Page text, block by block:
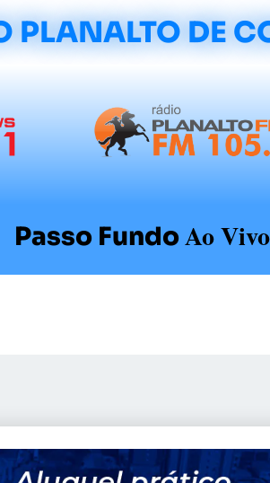
PLANALTO DE
Passo FundoAo Vivo